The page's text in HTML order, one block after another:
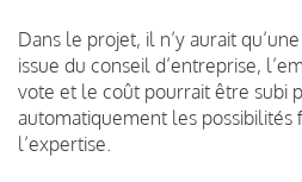
Dans le projet, il n’y aurait
issue du conseil d’entreprise,
vote et le coût pourrait être subi
automatiquement les possibilités
l’expertise.